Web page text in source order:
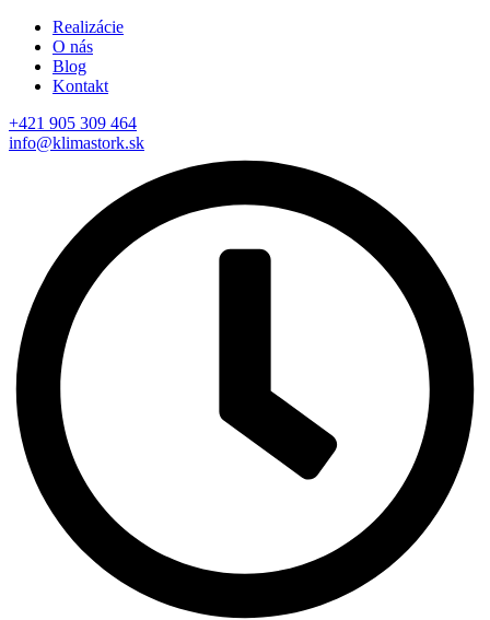
Realizácie
O nás
Blog
Kontakt
+421 905 309 464
info@klimastork.sk